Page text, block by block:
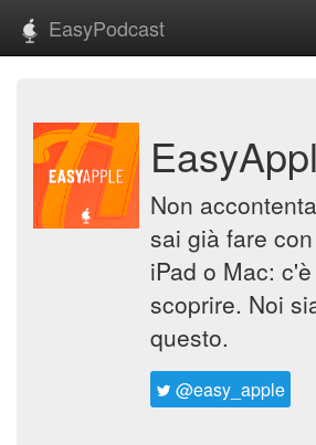
EasyPodcast
Non
sai già fare
iPad o Mac:
scoprire. Noi
questo.
@easy_apple